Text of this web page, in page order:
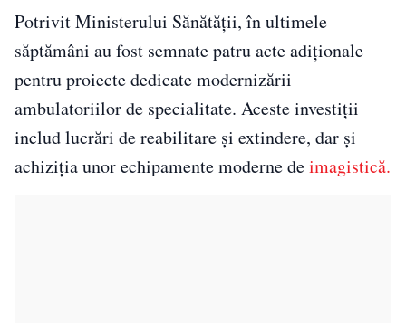
Potrivit Ministerului Sănătății, în ultimele
săptămâni au fost semnate patru acte adiționale
pentru proiecte dedicate modernizării
ambulatoriilor de specialitate. Aceste investiții
includ lucrări de reabilitare și extindere, dar și
achiziția unor echipamente moderne deimagistică.